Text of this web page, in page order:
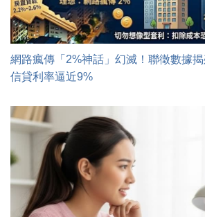
網路瘋傳「2%神話」幻滅！聯徵數據
信貸利率逼近9%